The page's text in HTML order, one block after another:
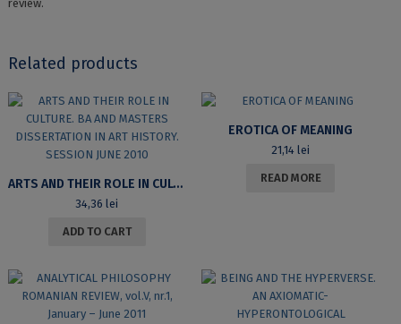
review.
Related products
ARTS AND THEIR ROLE IN CULTURE. BA AND MASTERS DISSERTATION IN ART HISTORY. SESSION JUNE 2010
34,36lei
ADD TO CART
EROTICA OF MEANING
21,14lei
READ MORE